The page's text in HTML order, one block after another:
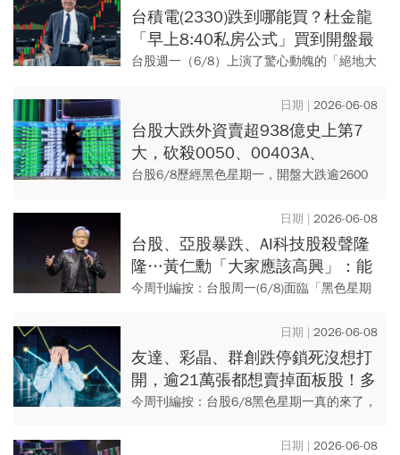
4.19億...
台積電(2330)跌到哪能買？杜金龍
「早上8:40私房公式」買到開盤最
低價！台股最大風險曝光「盯緊4
台股週一（6/8）上演了驚心動魄的「絕地大
股終場雖然雖然下跌了 1,568 點（或
3.48%），收在...
2026-06-08
台股大跌外資賣超938億史上第7
大，砍殺0050、00403A、
00981A套現！華邦電、聯電…買
台股6/8歷經黑色星期一，開盤大跌逾2600
終場收在43502.78點，下跌1568.16點或
3.48...
2026-06-08
台股、亞股暴跌、AI科技股殺聲隆
隆…黃仁勳「大家應該高興」：能
以折扣價買進，現在是好時機
今周刊編按：台股周一(6/8)面臨「黑色星期
點，創台股收盤第3大跌點，日、韓等亞洲股
市也...
2026-06-08
友達、彩晶、群創跌停鎖死沒想打
開，逾21萬張都想賣掉面板股！多
殺多能搶？專家：這天才完全摸底
今周刊編按：台股6/8黑色星期一真的來了，
多，讓指數狂瀉逾2600點、跌幅高達5.8%，
2026-06-08